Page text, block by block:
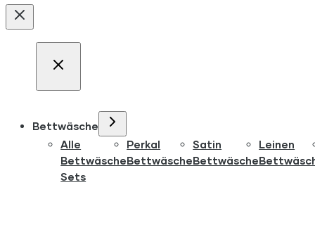
Bettwäsche
Alle
Bettwäsche
Sets
Perkal
Bettwäsche
Satin
Bettwäsche
Leinen